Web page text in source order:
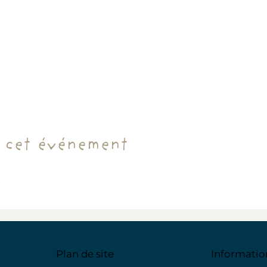
événement
Plan de site